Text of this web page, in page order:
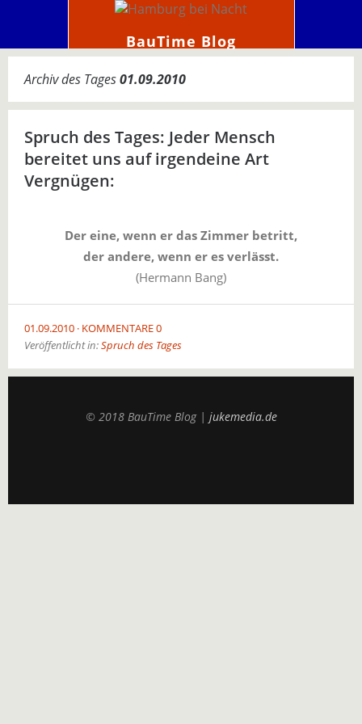
BauTime Blog
Archiv des Tages01.09.2010
Spruch des Tages: Jeder Mensch
bereitet uns auf irgendeine Art
Vergnügen:
Der eine, wenn er das Zimmer betritt,
der andere, wenn er es verlässt.
(Hermann Bang)
01.09.2010 KOMMENTARE 0
Veröffentlicht in:Spruch des Tages
© 2018 BauTime Blog | jukemedia.de